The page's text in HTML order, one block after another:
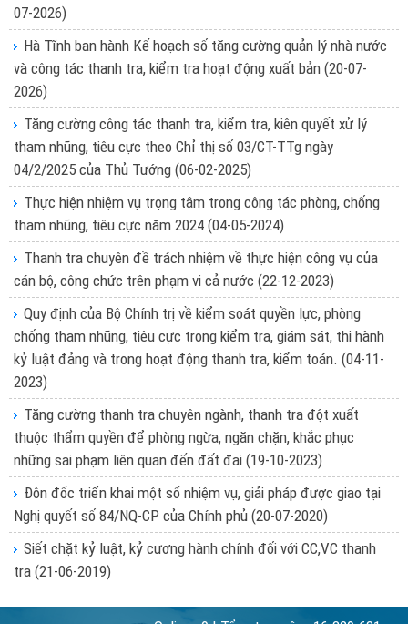
07-2026)
Hà Tĩnh ban hành Kế hoạch số tăng cường quản lý nhà nước
và công tác thanh tra, kiểm tra hoạt động xuất bản (20-07-
2026)
Tăng cường công tác thanh tra, kiểm tra, kiên quyết xử lý
tham nhũng, tiêu cực theo Chỉ thị số 03/CT-TTg ngày
04/2/2025 của Thủ Tướng (06-02-2025)
Thực hiện nhiệm vụ trọng tâm trong công tác phòng, chống
tham nhũng, tiêu cực năm 2024 (04-05-2024)
Thanh tra chuyên đề trách nhiệm về thực hiện công vụ của
cán bộ, công chức trên phạm vi cả nước (22-12-2023)
Quy định của Bộ Chính trị về kiểm soát quyền lực, phòng
chống tham nhũng, tiêu cực trong kiểm tra, giám sát, thi hành
kỷ luật đảng và trong hoạt động thanh tra, kiểm toán. (04-11-
2023)
Tăng cường thanh tra chuyên ngành, thanh tra đột xuất
thuộc thẩm quyền để phòng ngừa, ngăn chặn, khắc phục
những sai phạm liên quan đến đất đai (19-10-2023)
Đôn đốc triển khai một số nhiệm vụ, giải pháp được giao tại
Nghị quyết số 84/NQ-CP của Chính phủ (20-07-2020)
Siết chặt kỷ luật, kỷ cương hành chính đối với CC,VC thanh
tra (21-06-2019)